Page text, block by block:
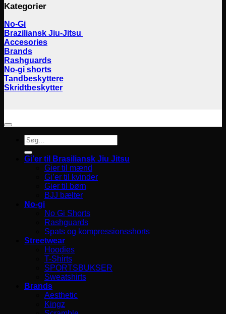
Kategorier
No-Gi
Braziliansk Jiu-Jitsu
Accesories
Brands
Rashguards
No-gi shorts
Tandbeskyttere
Skridtbeskytter
Søg
efter:
Gi’er til Brasiliansk Jiu Jitsu
Gier til mænd
Gi’er til kvinder
Gier til børn
BJJ bælter
No-gi
No Gi Shorts
Rashguards
Spats og kompressionsshorts
Streetwear
Hoodies
T-Shirts
SPORTSBUKSER
Sweatshirts
Brands
Aesthetic
Kingz